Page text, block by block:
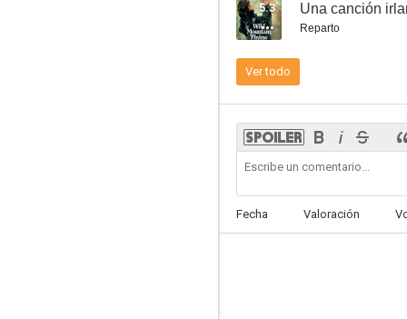
5.3
9.0
5.3 Una canción
Reparto
Ver todo
Fecha Valoración